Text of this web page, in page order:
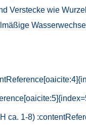
Verstecke wie
ca. 1-8)